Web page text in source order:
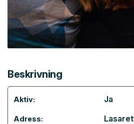
Beskrivning
Aktiv: Ja
Adress: